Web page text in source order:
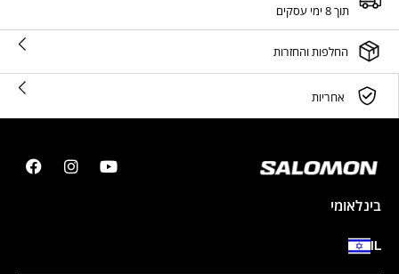
תוך 8 ימי עסקים
החלפות והחזרות
אחריות
בינלאומי
IL